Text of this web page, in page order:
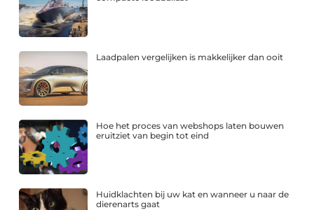
Laadpalen vergelijken is makkelijker dan ooit
Hoe het proces van webshops laten bouwen
eruitziet van begin tot eind
Huidklachten bij uw kat en wanneer u naar de
dierenarts gaat